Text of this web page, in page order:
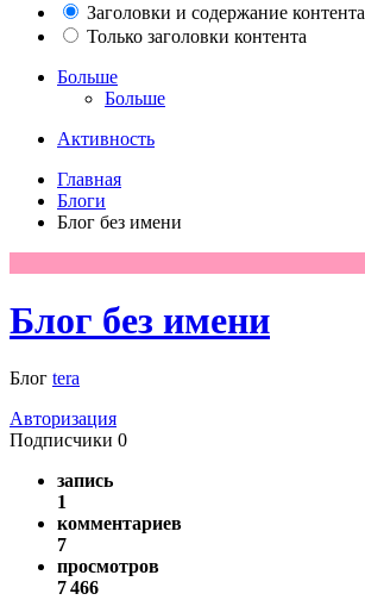
Заголовки и содержание контента
Только заголовки контента
Больше
Больше
Активность
Главная
Блоги
Блог без имени
Блог без имени
Блог tera
Авторизация
Подписчики 0
запись
1
комментариев
7
просмотров
7 466